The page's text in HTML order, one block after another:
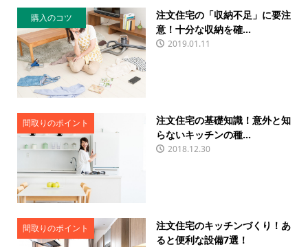
購入のコツ
注文住宅の「収納不足」に要注
意！十分な収納を確...
2019.01.11
間取りのポイント
注文住宅の基礎知識！意外と知
らないキッチンの種...
2018.12.30
間取りのポイント
注文住宅のキッチンづくり！あ
ると便利な設備7選！